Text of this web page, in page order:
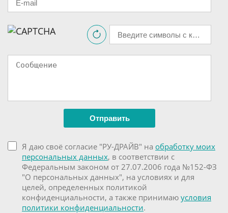
Я даю своё согласие "РУ-ДРАЙВ" на обработку моих
персональных данных, в соответствии с
Федеральным законом от 27.07.2006 года №152-ФЗ
"О персональных данных", на условиях и для
целей, определенных политикой
конфиденциальности, а также принимаю условия
политики конфиденциальности.